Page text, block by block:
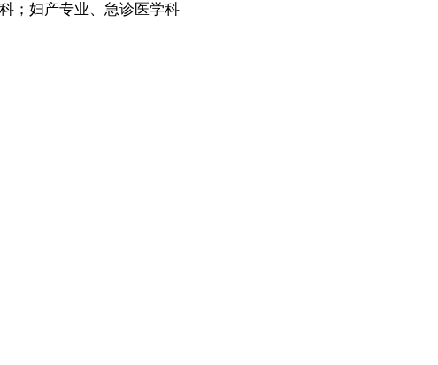
；妇产专业、急诊医学科